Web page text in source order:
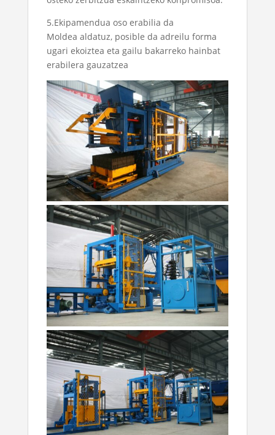
5.Ekipamendua oso erabilia da
Moldea aldatuz, posible da adreilu forma
ugari ekoiztea eta gailu bakarreko hainbat
erabilera gauzatzea